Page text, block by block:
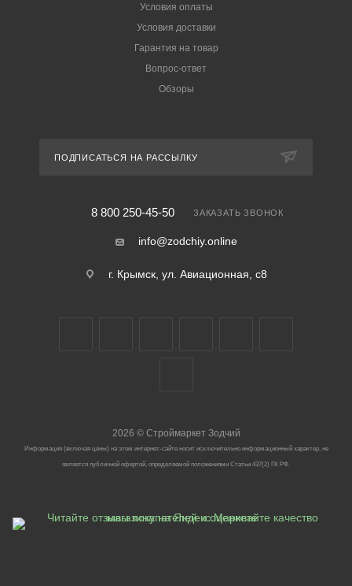
Условия оплаты
Условия доставки
Гарантия на товар
Вопрос-ответ
Обзоры
ПОДПИСАТЬСЯ НА РАССЫЛКУ
8 800 250-45-50 ЗАКАЗАТЬ ЗВОНОК
info@zodchiy.online
г. Крымск, ул. Авиационная, с8
2026 ©Строймаркет Зодчий
Информация (включая цены) на этом интернет-сайте носит исключительно информационный характер, не
является публичной офертой, определяемой положениями Статьи 437(2) ГК РФ.